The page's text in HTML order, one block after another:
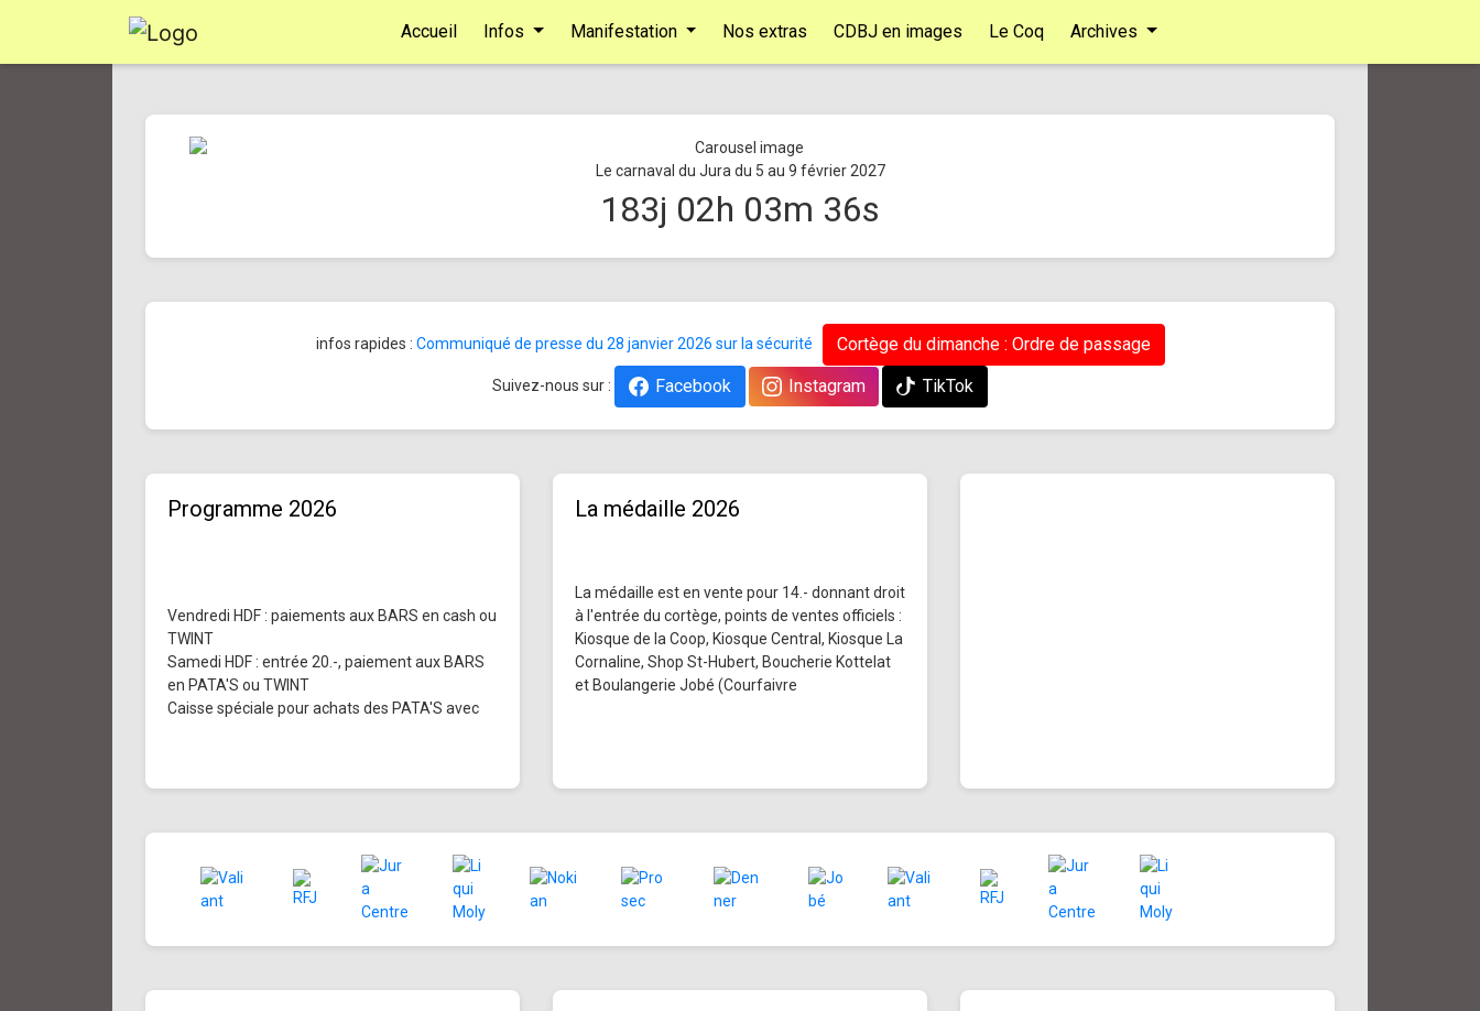
Accueil Infos Manifestation Nos extras CDBJ en images Le Coq Archives
Le carnaval du Jura du 5 au 9 février 2027
183j 02h 03m 36s
infos rapides : Communiqué de presse du 28 janvier 2026 sur la sécurité Cortège du dimanche : Ordre de passage
Suivez-nous sur : Facebook Instagram TikTok
Programme 2026
Vendredi HDF : paiements aux BARS en cash ou
TWINT
Samedi HDF : entrée 20.-, paiement aux BARS
en PATA'S ou TWINT
Caisse spéciale pour achats des PATA'S avec
La médaille 2026
La médaille est en vente pour 14.- donnant droit
à l'entrée du cortège, points de ventes officiels :
Kiosque de la Coop, Kiosque Central, Kiosque La
Cornaline, Shop St-Hubert, Boucherie Kottelat
et Boulangerie Jobé (Courfaivre